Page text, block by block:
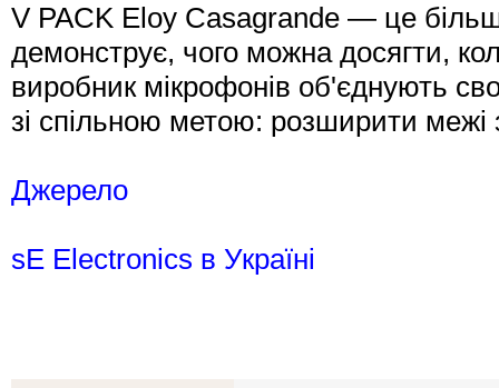
V PACK Eloy Casagrande — це
демонструє, чого можна досягти,
виробник мікрофонів об'єднують
зі спільною метою: розширити межі
Джерело
sE Electronics в Україні